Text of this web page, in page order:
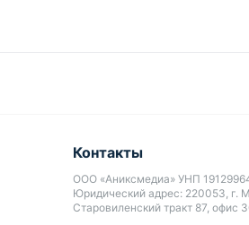
Контакты
ООО «Аниксмедиа» УНП
Юридический адрес: 220053, г.
Старовиленский тракт 87, офис